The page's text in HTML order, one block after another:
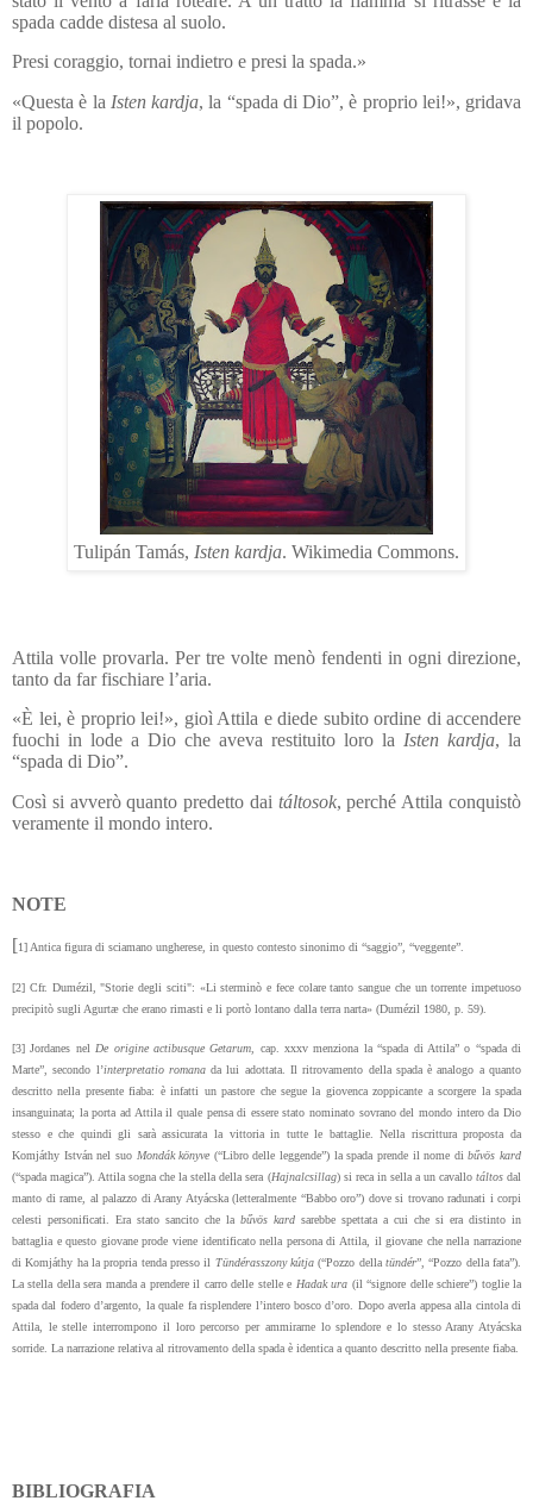
spada cadde distesa al suolo.
Presi coraggio, tornai indietro e presi la spada.»
«Questa è la Isten kardja, la “spada di Dio”, è proprio lei!», gridava
il popolo.
Tulipán Tamás, Isten kardja. Wikimedia Commons.
Attila volle provarla. Per tre volte menò fendenti in ogni direzione,
tanto da far fischiare l’aria.
«È lei, è proprio lei!», gioì Attila e diede subito ordine di accendere
fuochi in lode a Dio che aveva restituito loro la Isten kardja, la
“spada di Dio”.
Così si avverò quanto predetto dai táltosok, perché Attila conquistò
veramente il mondo intero.
NOTE
[1] Antica figura di sciamano ungherese, in questo contesto sinonimo di “saggio”, “veggente”.
[2] Cfr. Dumézil, "Storie degli sciti": «Li sterminò e fece colare tanto sangue che un torrente impetuoso
precipitò sugli Agurtæ che erano rimasti e li portò lontano dalla terra narta» (Dumézil 1980, p. 59).
[3] Jordanes nelDe origine actibusque Getarum, cap. xxxv menziona la “spada di Attila” o “spada di
Marte”, secondo l’interpretatio romanada lui adottata. Il ritrovamento della spada è analogo a quanto
descritto nella presente fiaba: è infatti un pastore che segue la giovenca zoppicante a scorgere la spada
insanguinata; la porta ad Attila il quale pensa di essere stato nominato sovrano del mondo intero da Dio
stesso e che quindi gli sarà assicurata la vittoria in tutte le battaglie. Nella riscrittura proposta da
Komjáthy István nel suo Mondák könyve (“Libro delle leggende”) la spada prende il nome dibűvös kard
(“spada magica”). Attila sogna che la stella della sera (Hajnalcsillag) si reca in sella a un cavallo táltosdal
manto di rame, al palazzo di Arany Atyácska (letteralmente “Babbo oro”) dove si trovano radunati i corpi
celesti personificati. Era stato sancito che la bűvös kard sarebbe spettata a cui che si era distinto in
battaglia e questo giovane prode viene identificato nella persona di Attila, il giovane che nella narrazione
di Komjáthy ha la propria tenda presso il Tündérasszony kútja (“Pozzo dellatündér”, “Pozzo della fata”).
La stella della sera manda a prendere il carro delle stelle e Hadak ura (il “signore delle schiere”) toglie la
spada dal fodero d’argento, la quale fa risplendere l’intero bosco d’oro. Dopo averla appesa alla cintola di
Attila, le stelle interrompono il loro percorso per ammirarne lo splendore e lo stesso Arany Atyácska
sorride. La narrazione relativa al ritrovamento della spada è identica a quanto descritto nella presente fiaba.
BIBLIOGRAFIA